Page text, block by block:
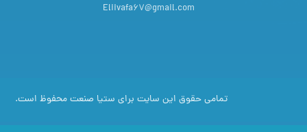
Eliivafa67@gmail.com
تمامی حقوق این سایت برای ستیا صنعت محفوظ است.